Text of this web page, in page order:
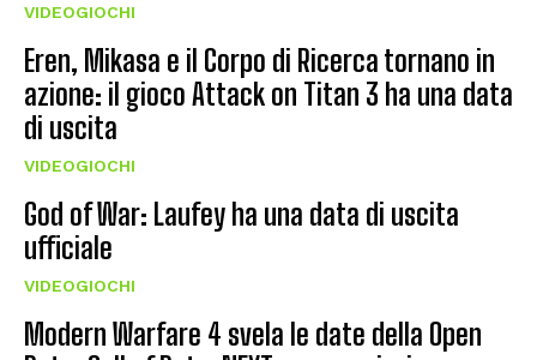
VIDEOGIOCHI
Eren, Mikasa e il Corpo di Ricerca tornano in
azione: il gioco Attack on Titan 3 ha una data
di uscita
VIDEOGIOCHI
God of War: Laufey ha una data di uscita
ufficiale
VIDEOGIOCHI
Modern Warfare 4 svela le date della Open